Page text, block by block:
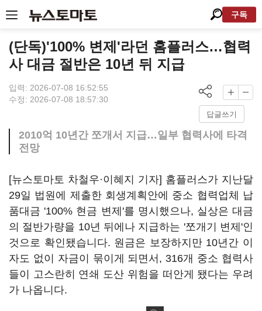
구독
(단독)'100% 변제'라던 홈플러스…협력
사 대금 절반은 10년 뒤 지급
입력: 2026-07-08 16:52:55
수정: 2026-07-08 18:57:30
답글쓰기
2010억 10년간 쪼개서 지급…일부 협력사에 타격
전망
[뉴스토마토 차철우·이혜지 기자] 홈플러스가 지난달
29일 법원에 제출한 회생계획안에 중소 협력업체 납
품대금 '100% 현금 변제'를 명시했으나, 실상은 대금
의 절반가량을 10년 뒤에나 지급하는 '쪼개기 변제'인
것으로 확인됐습니다. 원금은 보장하지만 10년간 이
자도 없이 자금이 묶이게 되면서, 316개 중소 협력사
들이 고스란히 연쇄 도산 위험을 떠안게 됐다는 우려
가 나옵니다.